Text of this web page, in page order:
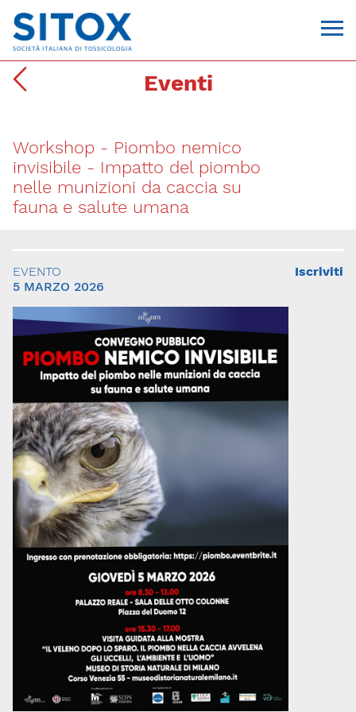
C.F. 96330980580
P.I. 06792491000
segreteria@sitox.org
CONTATTACI
Eventi
Workshop - Piombo nemico
invisibile - Impatto del piombo
nelle munizioni da caccia su
fauna e salute umana
EVENTO
5 MARZO 2026
Iscriviti
Via Giovanni Pascoli, 3
20129, Milano
C.F. 96330980580
P.I. 06792491000
Codice SDI: M5UXCR1
T. 02-29520311
M.Segreteria@sitox.org
Link utili
Documenti
Privacy Policy
Disclaimer